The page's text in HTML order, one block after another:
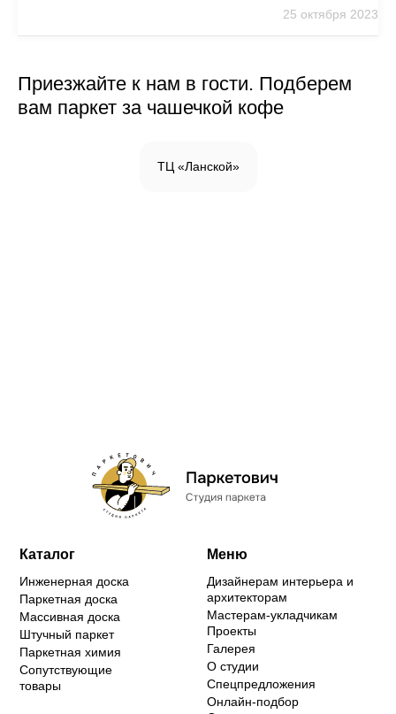
25 октября 2023
Приезжайте к нам в гости. Подберем
вам паркет за чашечкой кофе
ТЦ «Ланской»
Каталог
Инженерная доска
Паркетная доска
Массивная доска
Штучный паркет
Паркетная химия
Сопутствующие
товары
Меню
Дизайнерам интерьера и
архитекторам
Мастерам-укладчикам
Проекты
Галерея
О студии
Спецпредложения
Онлайн-подбор